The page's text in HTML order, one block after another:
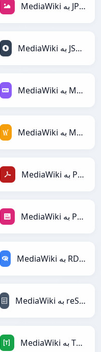
MediaWiki به JPEG
MediaWiki به JSONLines
MediaWiki به Markdown
MediaWiki به MediaWiki
MediaWiki به PDF
MediaWiki به PNG
MediaWiki به RDataFrame
MediaWiki به reStructuredText
MediaWiki به TOML